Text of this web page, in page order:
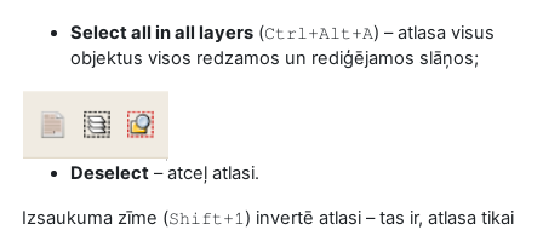
Select all in all layers (Ctrl+Alt+A) – atlasa visus
objektus visos redzamos un rediģējamos slāņos;
Deselect – atceļ atlasi.
Izsaukuma zīme (Shift+1 ) invertē atlasi – tas ir, atlasa tikai